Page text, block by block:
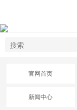
官网首页
新闻中心